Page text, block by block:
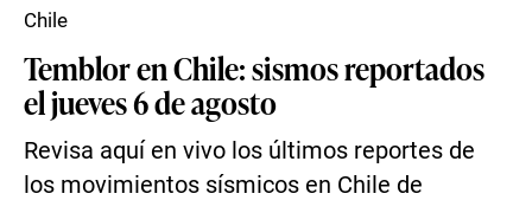
Temblor en Chile: sismos reportados
el jueves 6 de agosto
Revisa aquí en vivo los últimos reportes de
los movimientos sísmicos en Chile de
Chile